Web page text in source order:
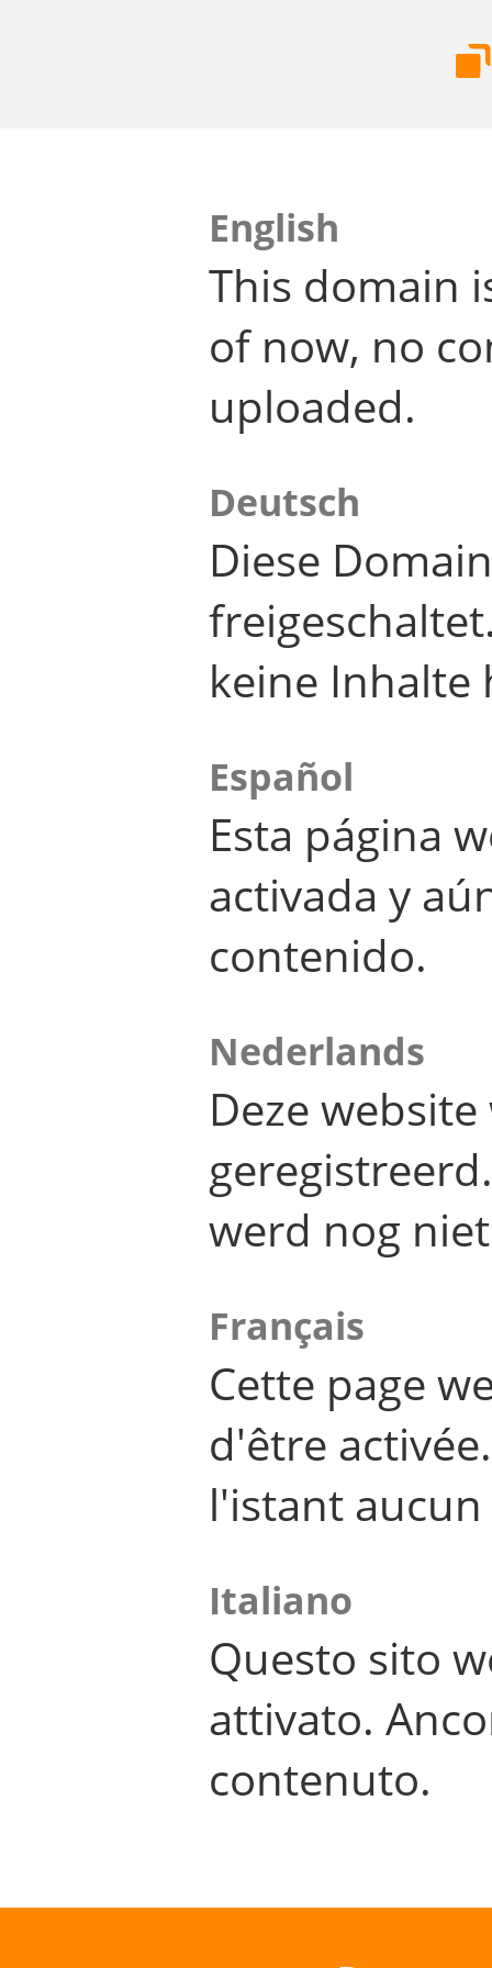
English
This domain
of now, no
uploaded.
Deutsch
Diese
keine Inhalte
Español
Esta página
activada y
contenido.
Nederlands
Deze
werd nog
Français
Cette page
d'être
l'istant
Italiano
Questo sito
attivato.
contenuto.